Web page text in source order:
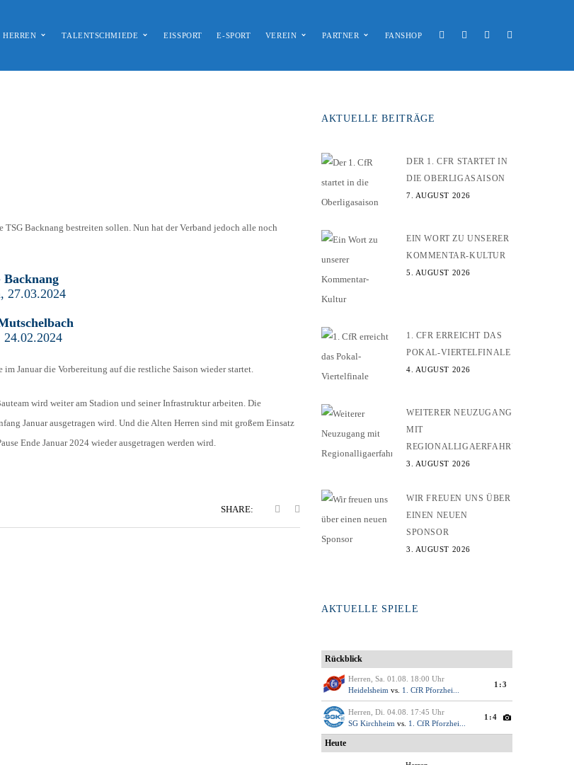
HERREN TALENTSCHMIEDE
A2 (2003)
U9 / F1 (2012)
EISSPORT E-SPORT VEREIN
ARENA
VIDEOCLIPS
PARTNER FANSHOP
Backnang bestreiten sollen. Nun hat der Verband jedoch alle noch
Backnang
27.03.2024
Januar die Vorbereitung auf die restliche Saison wieder startet.
wird weiter am Stadion und seiner Infrastruktur arbeiten. Die
Januar ausgetragen wird. Und die Alten Herren sind mit großem Einsatz
Ende Januar 2024 wieder ausgetragen werden wird.
SHARE:
AKTUELLE BEITRÄGE
DER 1. CFR STARTET IN
DIE OBERLIGASAISON
7. AUGUST 2026
EIN WORT ZU UNSERER
KOMMENTAR-KULTUR
5. AUGUST 2026
1. CFR ERREICHT DAS
POKAL-VIERTELFINALE
4. AUGUST 2026
WEITERER NEUZUGANG
MIT
REGIONALLIGAERFAHRUNG
3. AUGUST 2026
WIR FREUEN UNS ÜBER
EINEN NEUEN
SPONSOR
3. AUGUST 2026
AKTUELLE SPIELE